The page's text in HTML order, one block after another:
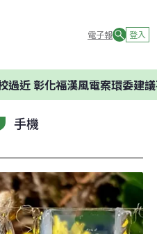
電子報 登入
福漢風電案環委建議不應開發
手機